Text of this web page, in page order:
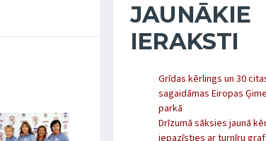
JAUNĀKIE
IERAKSTI
Grīdas kērlings un 30
sagaidāmas Eiropas
parkā
Drīzumā sāksies jaunā
iepazīsties ar turnīru